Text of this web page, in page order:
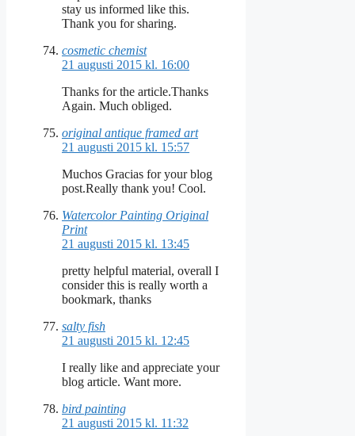
stay us informed like this.
Thank you for sharing.
cosmetic chemist
21 augusti 2015 kl. 16:00
Thanks for the article.Thanks
Again. Much obliged.
original antique framed art
21 augusti 2015 kl. 15:57
Muchos Gracias for your blog
post.Really thank you! Cool.
Watercolor Painting Original
Print
21 augusti 2015 kl. 13:45
pretty helpful material, overall I
consider this is really worth a
bookmark, thanks
salty fish
21 augusti 2015 kl. 12:45
I really like and appreciate your
blog article. Want more.
bird painting
21 augusti 2015 kl. 11:32